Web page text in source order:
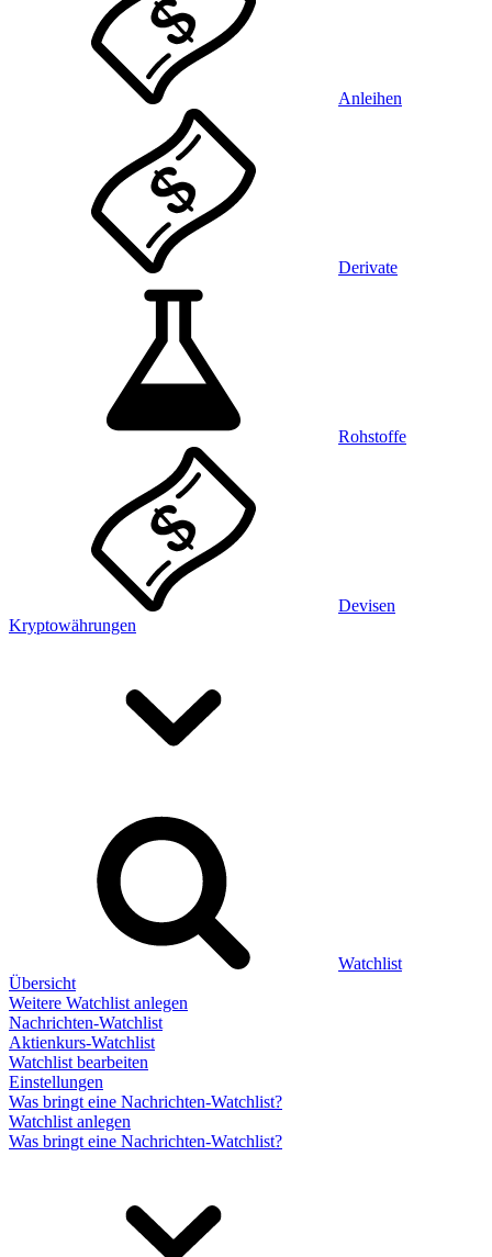
Anleihen
Derivate
Rohstoffe
Devisen
Kryptowährungen
Watchlist
Übersicht
Weitere Watchlist anlegen
Nachrichten-Watchlist
Aktienkurs-Watchlist
Watchlist bearbeiten
Einstellungen
Was bringt eine Nachrichten-Watchlist?
Watchlist anlegen
Was bringt eine Nachrichten-Watchlist?